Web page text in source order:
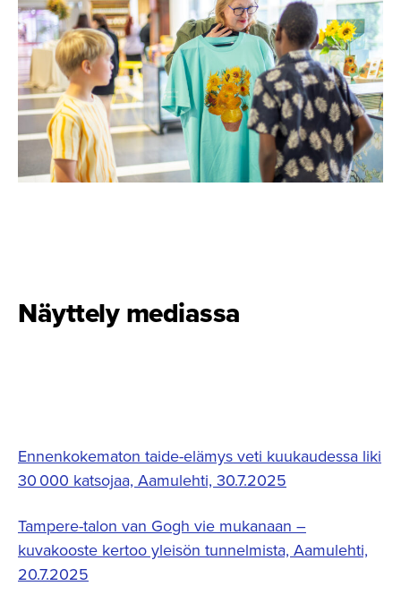
Näyttely mediassa
Ennenkokematon taide-elämys veti kuukaudessa liki
30 000 katsojaa, Aamulehti, 30.7.2025
Tampere-talon van Gogh vie mukanaan –
kuvakooste kertoo yleisön tunnelmista, Aamulehti,
20.7.2025